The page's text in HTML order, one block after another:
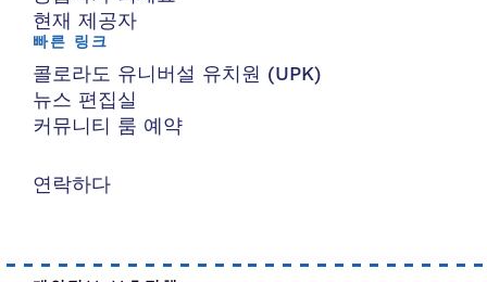
현재 제공자
빠른 링크
콜로라도 유니버설 유치원 (UPK)
뉴스 편집실
커뮤니티 룸 예약
연락하다